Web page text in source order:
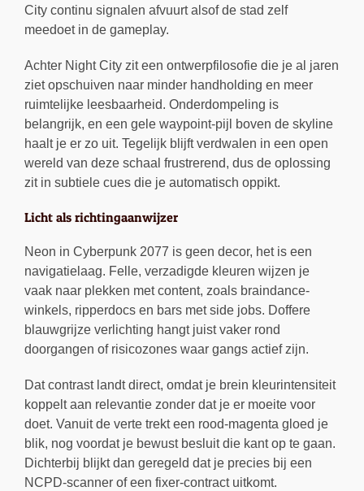
City continu signalen afvuurt alsof de stad zelf
meedoet in de gameplay.
Achter Night City zit een ontwerpfilosofie die je al jaren
ziet opschuiven naar minder handholding en meer
ruimtelijke leesbaarheid. Onderdompeling is
belangrijk, en een gele waypoint-pijl boven de skyline
haalt je er zo uit. Tegelijk blijft verdwalen in een open
wereld van deze schaal frustrerend, dus de oplossing
zit in subtiele cues die je automatisch oppikt.
Licht als richtingaanwijzer
Neon in Cyberpunk 2077 is geen decor, het is een
navigatielaag. Felle, verzadigde kleuren wijzen je
vaak naar plekken met content, zoals braindance-
winkels, ripperdocs en bars met side jobs. Doffere
blauwgrijze verlichting hangt juist vaker rond
doorgangen of risicozones waar gangs actief zijn.
Dat contrast landt direct, omdat je brein kleurintensiteit
koppelt aan relevantie zonder dat je er moeite voor
doet. Vanuit de verte trekt een rood-magenta gloed je
blik, nog voordat je bewust besluit die kant op te gaan.
Dichterbij blijkt dan geregeld dat je precies bij een
NCPD-scanner of een fixer-contract uitkomt.